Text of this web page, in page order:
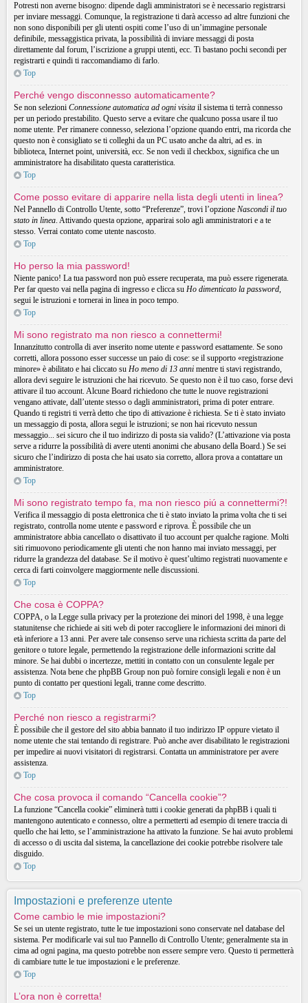
Potresti non averne bisogno: dipende dagli amministratori se è necessario registrarsi
per inviare messaggi. Comunque, la registrazione ti darà accesso ad altre funzioni che
non sono disponibili per gli utenti ospiti come l’uso di un’immagine personale
definibile, messaggistica privata, la possibilità di inviare messaggi di posta
direttamente dal forum, l’iscrizione a gruppi utenti, ecc. Ti bastano pochi secondi per
registrarti e quindi ti raccomandiamo di farlo.
Top
Perché vengo disconnesso automaticamente?
Se non selezioni Connessione automatica ad ogni visita il sistema ti terrà connesso
per un periodo prestabilito. Questo serve a evitare che qualcuno possa usare il tuo
nome utente. Per rimanere connesso, seleziona l’opzione quando entri, ma ricorda che
questo non è consigliato se ti colleghi da un PC usato anche da altri, ad es. in
biblioteca, Internet point, università, ecc. Se non vedi il checkbox, significa che un
amministratore ha disabilitato questa caratteristica.
Top
Come posso evitare di apparire nella lista degli utenti in linea?
Nel Pannello di Controllo Utente, sotto “Preferenze”, trovi l’opzione Nascondi il tuo
stato in linea. Attivando questa opzione, apparirai solo agli amministratori e a te
stesso. Verrai contato come utente nascosto.
Top
Ho perso la mia password!
Niente panico! La tua password non può essere recuperata, ma può essere rigenerata.
Per far questo vai nella pagina di ingresso e clicca su Ho dimenticato la password,
segui le istruzioni e tornerai in linea in poco tempo.
Top
Mi sono registrato ma non riesco a connettermi!
Innanzitutto controlla di aver inserito nome utente e password esattamente. Se sono
corretti, allora possono esser successe un paio di cose: se il supporto «registrazione
minore» è abilitato e hai cliccato su Ho meno di 13 anni mentre ti stavi registrando,
allora devi seguire le istruzioni che hai ricevuto. Se questo non è il tuo caso, forse devi
attivare il tuo account. Alcune Board richiedono che tutte le nuove registrazioni
vengano attivate, dall’utente stesso o dagli amministratori, prima di poter entrare.
Quando ti registri ti verrà detto che tipo di attivazione è richiesta. Se ti è stato inviato
un messaggio di posta, allora segui le istruzioni; se non hai ricevuto nessun
messaggio... sei sicuro che il tuo indirizzo di posta sia valido? (L’attivazione via posta
serve a ridurre la possibilità di avere utenti anonimi che abusano della Board.) Se sei
sicuro che l’indirizzo di posta che hai usato sia corretto, allora prova a contattare un
amministratore.
Top
Mi sono registrato tempo fa, ma non riesco piú a connettermi?!
Verifica il messaggio di posta elettronica che ti è stato inviato la prima volta che ti sei
registrato, controlla nome utente e password e riprova. È possibile che un
amministratore abbia cancellato o disattivato il tuo account per qualche ragione. Molti
siti rimuovono periodicamente gli utenti che non hanno mai inviato messaggi, per
ridurre la grandezza del database. Se il motivo è quest’ultimo registrati nuovamente e
cerca di farti coinvolgere maggiormente nelle discussioni.
Top
Che cosa è COPPA?
COPPA, o la Legge sulla privacy per la protezione dei minori del 1998, è una legge
statunitense che richiede ai siti web di poter raccogliere le informazioni dei minori di
età inferiore a 13 anni. Per avere tale consenso serve una richiesta scritta da parte del
genitore o tutore legale, permettendo la registrazione delle informazioni scritte dal
minore. Se hai dubbi o incertezze, mettiti in contatto con un consulente legale per
assistenza. Nota bene che phpBB Group non può fornire consigli legali e non è un
punto di contatto per questioni legali, tranne come descritto.
Top
Perché non riesco a registrarmi?
È possibile che il gestore del sito abbia bannato il tuo indirizzo IP oppure vietato il
nome utente che stai tentando di registrare. Può anche aver disabilitato le registrazioni
per impedire ai nuovi visitatori di registrarsi. Contatta un amministratore per avere
assistenza.
Top
Che cosa provoca il comando “Cancella cookie”?
La funzione “Cancella cookie” eliminerà tutti i cookie generati da phpBB i quali ti
mantengono autenticato e connesso, oltre a permetterti ad esempio di tenere traccia di
quello che hai letto, se l’amministrazione ha attivato la funzione. Se hai avuto problemi
di accesso o di uscita dal sistema, la cancellazione dei cookie potrebbe risolvere tale
disguido.
Top
Impostazioni e preferenze utente
Come cambio le mie impostazioni?
Se sei un utente registrato, tutte le tue impostazioni sono conservate nel database del
sistema. Per modificarle vai sul tuo Pannello di Controllo Utente; generalmente sta in
cima ad ogni pagina, ma questo potrebbe non essere sempre vero. Questo ti permetterà
di cambiare tutte le tue impostazioni e le preferenze.
Top
L’ora non è corretta!